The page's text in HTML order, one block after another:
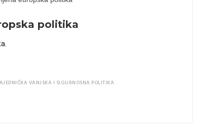
politika
VANJSKA I SIGURNOSNA POLITIKA